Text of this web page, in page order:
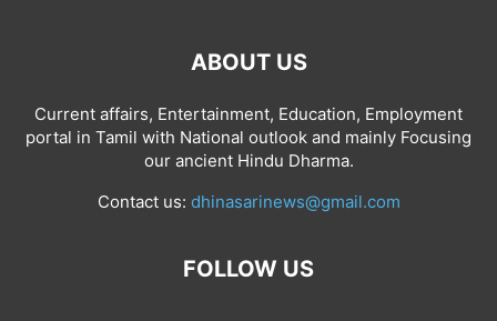
ABOUT US
Current affairs, Entertainment, Education, Employment
portal in Tamil with National outlook and mainly Focusing
our ancient Hindu Dharma.
Contact us: dhinasarinews@gmail.com
FOLLOW US